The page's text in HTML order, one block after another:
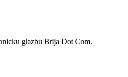
glazbu Brija Dot Com.